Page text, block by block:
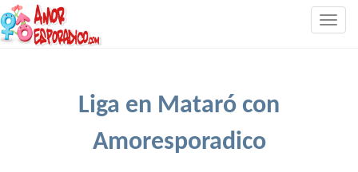
Liga en Mataró con
Amoresporadico